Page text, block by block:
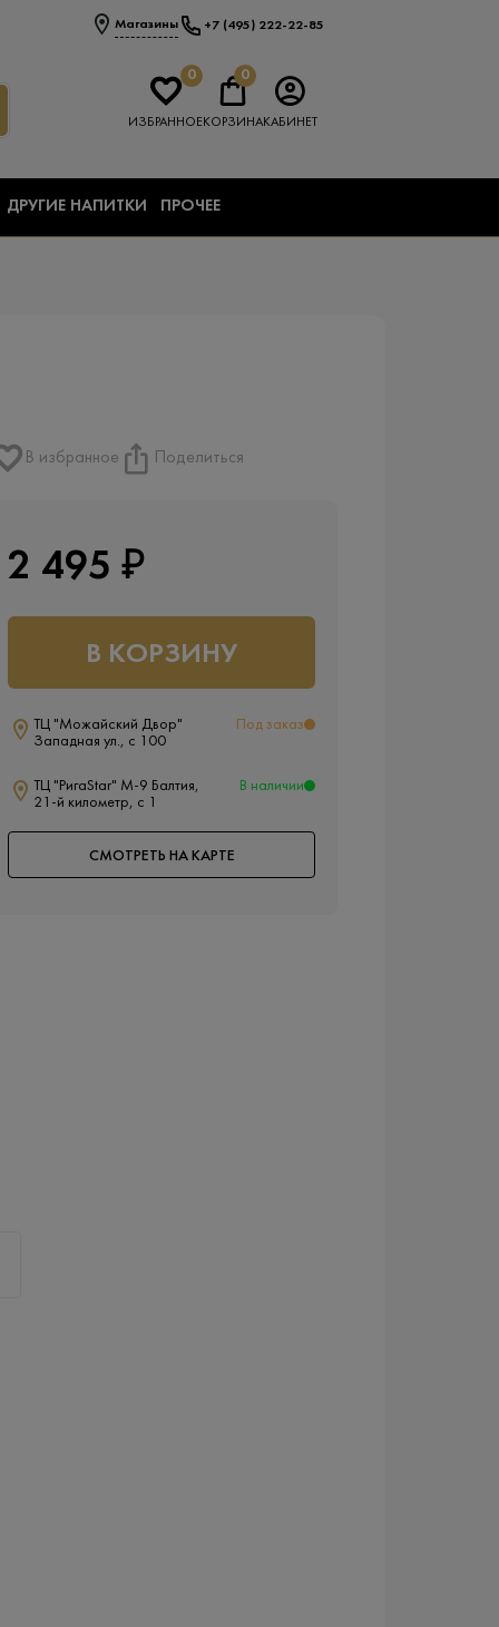
Магазины +7 (495) 222-22-85
0
ИЗБРАННОЕ
0
КОРЗИНАКАБИНЕТ
ДРУГИЕ НАПИТКИ ПРОЧЕЕ
В избранное Поделиться
2 495 ₽
В КОРЗИНУ
ТЦ "Можайский Двор"
Западная ул., с 100
Под заказ
ТЦ "РигаStar" М-9 Балтия,
21-й километр, с 1
В наличии
СМОТРЕТЬ НА КАРТЕ